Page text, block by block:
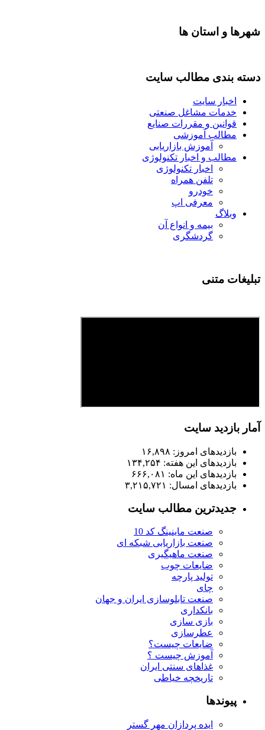
شهرها و استان ها
دسته بندی مطالب سایت
اخبار سایت
خدمات مشاغل صنعتی
قوانین و مقررات صنایع
مطالب آموزشی
آموزش بازاریابی
مطالب و اخبار تکنولوژی
اخبار تکنولوژی
تلفن همراه
خودرو
معرفی اپ
وبلاگ
بیمه و انواع آن
گردشگری
تبلیغات متنی
آمار بازدید سایت
بازدیدهای امروز: ۱۶,۸۹۸
بازدیدهای این هفته: ۱۳۴,۲۵۴
بازدیدهای این ماه: ۶۶۶,۰۸۱
بازدیدهای امسال: ۳,۲۱۵,۷۲۱
جدیدترین مطالب سایت
صنعت ماینینگ کد 10
صنعت بازاریابی شبکه ای
صنعت ماهیگیری
ضایعات چوب
تولید پارچه
چای
صنعت تابلوسازی ایران و جهان
بانکداری
بازی سازی
عطرسازی
ضایعات چیست؟
آموزش چیست ؟
غذاهای سنتی ایران
تاریخچه خیاطی
پیوندها
ایده پردازان مهر گستر